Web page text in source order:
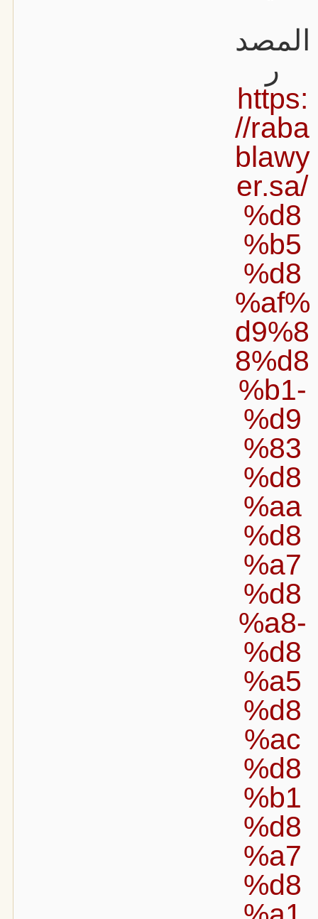
المصد
ر
https:
//raba
blawy
er.sa/
%d8
%b5
%d8
%af%
d9%8
8%d8
%b1-
%d9
%83
%d8
%aa
%d8
%a7
%d8
%a8-
%d8
%a5
%d8
%ac
%d8
%b1
%d8
%a7
%d8